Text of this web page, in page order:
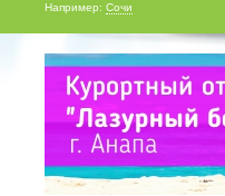
Например: Сочи